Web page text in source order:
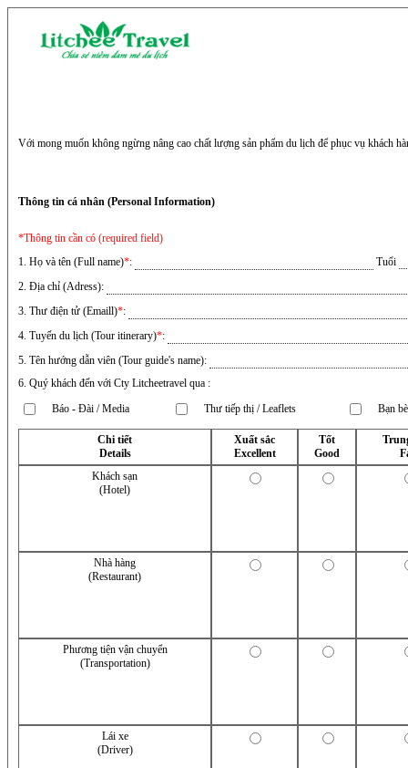
Với mong muốn không ngừng nâng cao chất lượng sản phẩm du lịch để phục vụ khách
Thông tin cá nhân (Personal Information)
*Thông tin cần có (required field)
1. Họ và tên (Full name)*:
Tuổi
2. Địa chỉ (Adress):
3. Thư điện tử (Emaill)*:
4. Tuyến du lịch (Tour itinerary)*:
5. Tên hướng dẫn viên (Tour guide's name):
6. Quý khách đến với Cty Litcheetravel qua :
Báo - Đài / Media
Thư tiếp thị / Leaflets Bạn
Chi tiết
Details
Xuất sắc
Excellent
Tốt
Good
Khách sạn
(Hotel)
Nhà hàng
(Restaurant)
Phương tiện vận chuyển
(Transportation)
Lái xe
(Driver)